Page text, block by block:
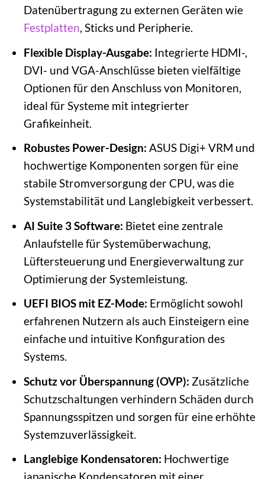
Datenübertragung zu externen Geräten wie
Festplatten, Sticks und Peripherie.
Flexible Display-Ausgabe: Integrierte HDMI-,
DVI- und VGA-Anschlüsse bieten vielfältige
Optionen für den Anschluss von Monitoren,
ideal für Systeme mit integrierter
Grafikeinheit.
Robustes Power-Design: ASUS Digi+ VRM und
hochwertige Komponenten sorgen für eine
stabile Stromversorgung der CPU, was die
Systemstabilität und Langlebigkeit verbessert.
AI Suite 3 Software: Bietet eine zentrale
Anlaufstelle für Systemüberwachung,
Lüftersteuerung und Energieverwaltung zur
Optimierung der Systemleistung.
UEFI BIOS mit EZ-Mode: Ermöglicht sowohl
erfahrenen Nutzern als auch Einsteigern eine
einfache und intuitive Konfiguration des
Systems.
Schutz vor Überspannung (OVP): Zusätzliche
Schutzschaltungen verhindern Schäden durch
Spannungsspitzen und sorgen für eine erhöhte
Systemzuverlässigkeit.
Langlebige Kondensatoren: Hochwertige